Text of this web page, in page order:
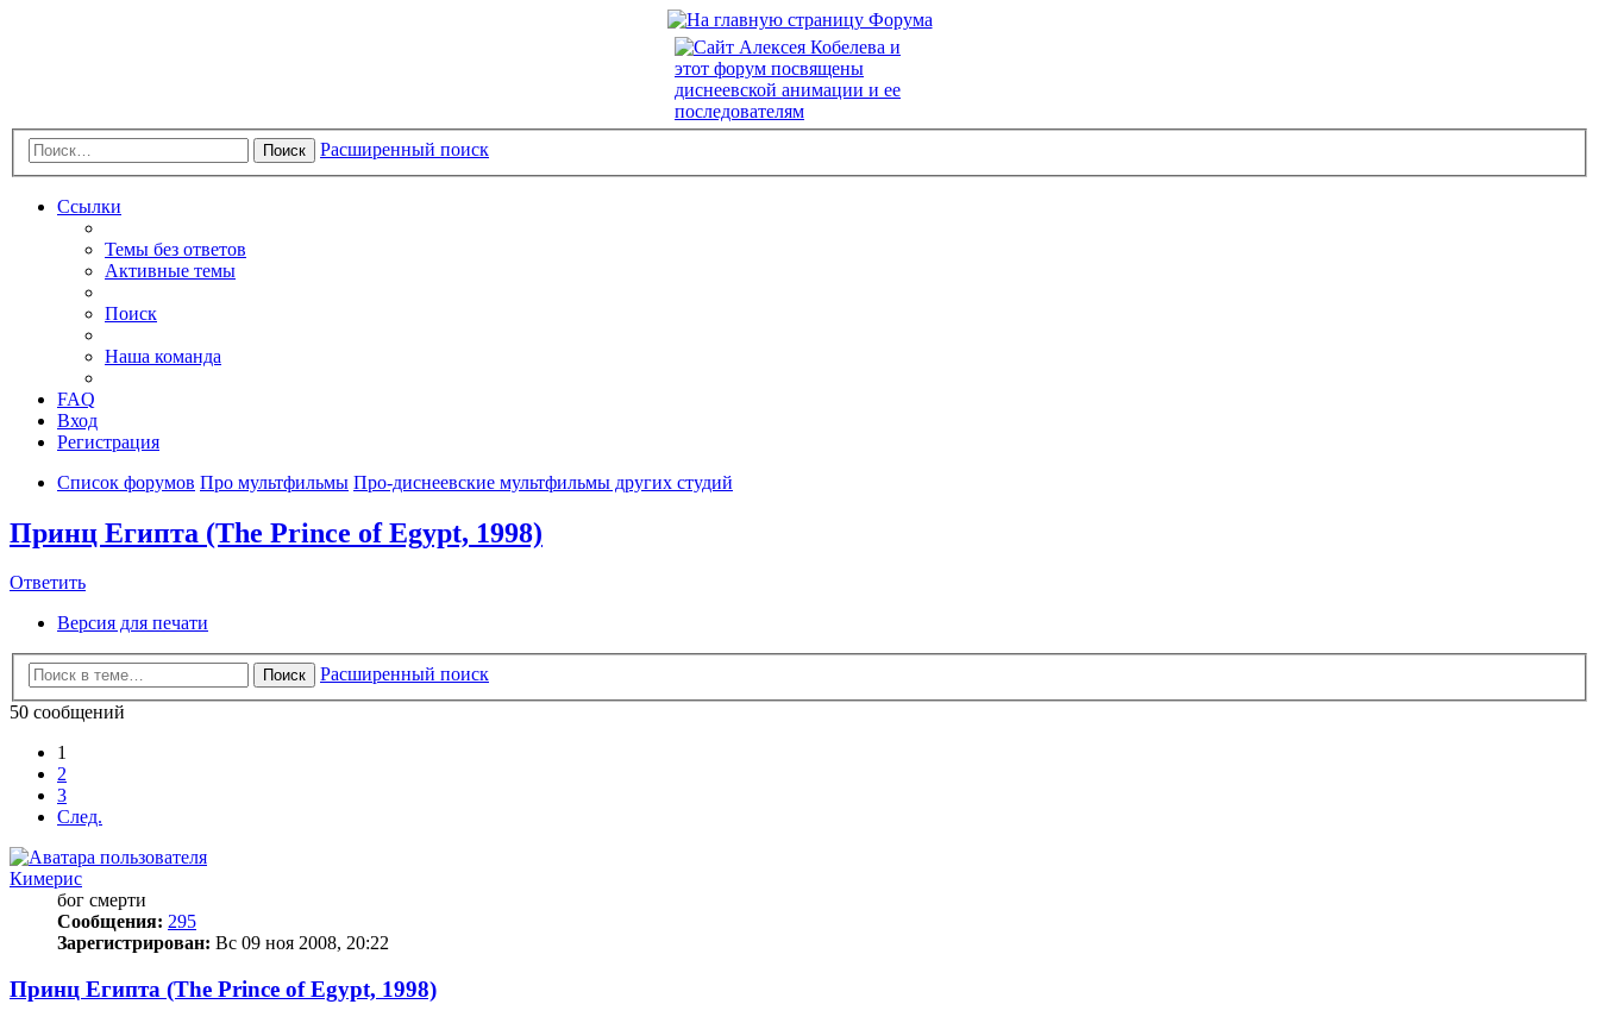
Поиск Расширенный поиск
Ссылки
Темы без ответов
Активные темы
Поиск
Наша команда
FAQ
Вход
Регистрация
Список форумов Про мультфильмы Про-диснеевские мультфильмы других студий
Принц Египта (The Prince of Egypt, 1998)
Ответить
Версия для печати
Поиск
Расширенный поиск
50 сообщений
1
2
3
След.
Кимерис
бог смерти
Сообщения: 295
Зарегистрирован: Вс 09 ноя 2008, 20:22
Принц Египта (The Prince of Egypt, 1998)